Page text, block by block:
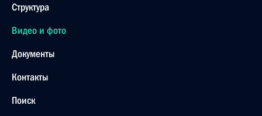
Структура
Видео и фото
Документы
Контакты
Поиск